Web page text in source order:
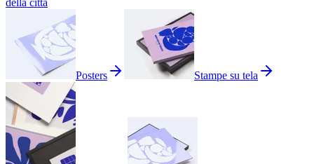
Posters Stampe su tela